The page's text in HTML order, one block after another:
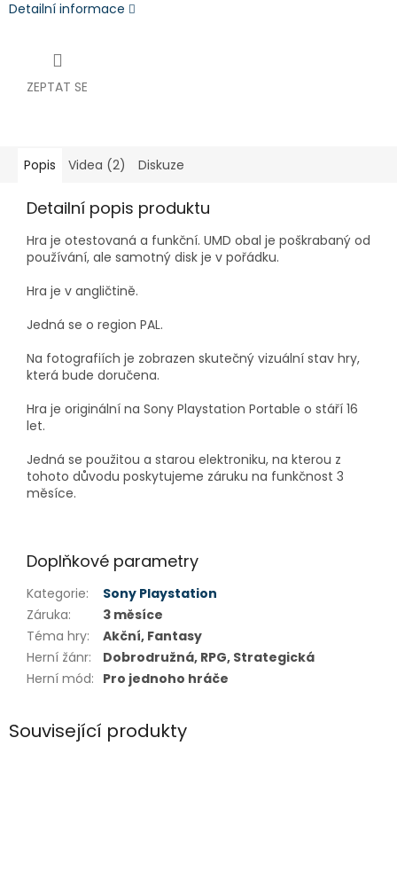
Detailní informace
ZEPTAT SE
Popis Videa (2) Diskuze
Detailní popis produktu
Hra je otestovaná a funkční. UMD obal je poškrabaný od
používání, ale samotný disk je v pořádku.
Hra je v angličtině.
Jedná se o region PAL.
Na fotografiích je zobrazen skutečný vizuální stav hry,
která bude doručena.
Hra je originální na Sony Playstation Portable o stáří 16
let.
Jedná se použitou a starou elektroniku, na kterou z
tohoto důvodu poskytujeme záruku na funkčnost 3
měsíce.
Doplňkové parametry
Kategorie:
Sony Playstation
Záruka:
3 měsíce
Téma hry:
Akční, Fantasy
Herní žánr:
Dobrodružná, RPG, Strategická
Herní mód: Pro jednoho hráče
Související produkty